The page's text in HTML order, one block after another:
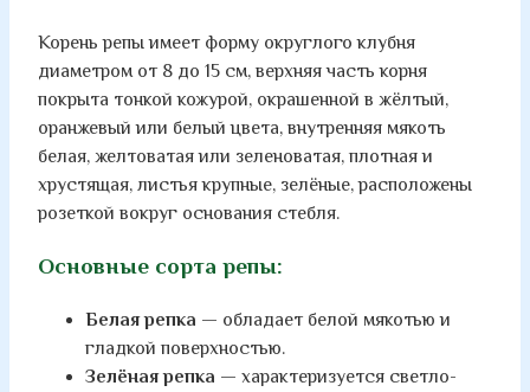
Корень репы имеет форму округлого клубня
диаметром от 8 до 15 см, верхняя часть корня
покрыта тонкой кожурой, окрашенной в жёлтый,
оранжевый или белый цвета, внутренняя мякоть
белая, желтоватая или зеленоватая, плотная и
хрустящая, листья крупные, зелёные, расположены
розеткой вокруг основания стебля.
Основные сорта репы:
Белая репка — обладает белой мякотью и
гладкой поверхностью.
Зелёная репка — характеризуется светло-